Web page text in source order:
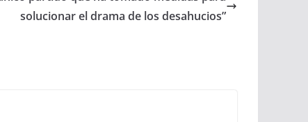
solucionar el drama de los desahucios”